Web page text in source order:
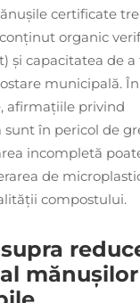
certificate
organic
și capacitatea de a
municipală.
afirmațiile privind
în pericol de
incompletă
de
compostului.
mănușilor